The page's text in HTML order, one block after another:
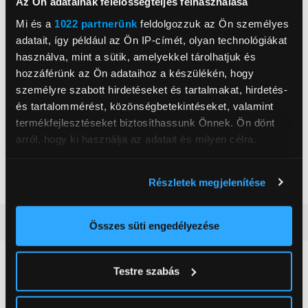
Mi és a 1022 partnerünk feldolgozzuk az Ön személyes
adatait, így például az Ön IP-címét, olyan technológiákat
használva, mint a sütik, amelyekkel tárolhatjuk és
hozzáférünk az Ön adataihoz a készülékén, hogy
személyre szabott hirdetéseket és tartalmakat, hirdetés-
és tartalommérést, közönségbetekintéseket, valamint
termékfejlesztéseket biztosíthassunk Önnek. Ön dönt
arról, hogy ki használja az adatait és milyen célra.
elhelyezkedéséről pár méteres pontossággal
Az Ön készülékén beazonosítása annak konkrét
módjairól és adja meg preferenciáit aRészletek
pontban. Bármikor módosíthatja vagy visszavonhatja a
Részletek megjelenítése
Összes süti engedélyezése
Testre szabás
Maximális fényerő
250 cd/m
Betekintési szög
178 °
Válaszidő
1 ms
Szín
Fekete
Magasság
41,41 cm
Szélesség
54 cm
3,2 kg
Részletes ismertető
Neked ajánljuk